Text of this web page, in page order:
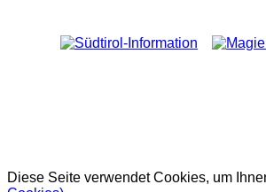
Diese Seite verwendet Cookies, um